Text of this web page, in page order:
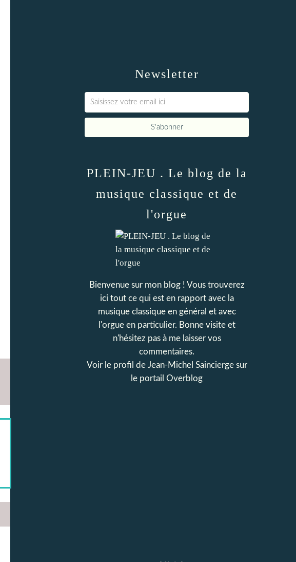
Newsletter
PLEIN-JEU . Le blog de la
musique classique et de
l'orgue
Bienvenue sur mon blog ! Vous trouverez
ici tout ce qui est en rapport avec la
musique classique en général et avec
l'orgue en particulier. Bonne visite et
n'hésitez pas à me laisser vos
commentaires.
Voir le profil de Jean-Michel Sainciergesur
le portail Overblog